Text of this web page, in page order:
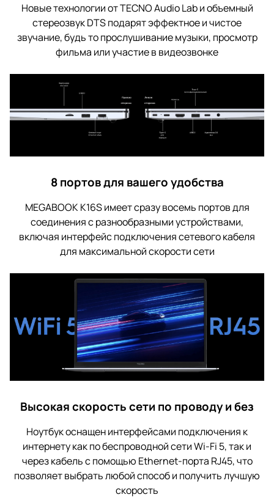
Новые технологии от TECNO Audio Lab и объемный
стереозвук DTS подарят эффектное и чистое
звучание, будь то прослушивание музыки, просмотр
фильма или участие в видеозвонке
8 портов для вашего удобства
MEGABOOK K16S имеет сразу восемь портов для
соединения с разнообразными устройствами,
включая интерфейс подключения сетевого кабеля
для максимальной скорости сети
Высокая скорость сети по проводу и без
Ноутбук оснащен интерфейсами подключения к
интернету как по беспроводной сети Wi-Fi 5, так и
через кабель с помощью Ethernet-порта RJ45, что
позволяет выбрать любой способ и получить лучшую
скорость